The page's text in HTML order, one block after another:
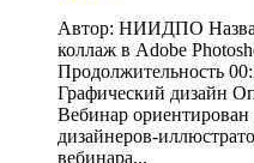
Автор: НИИДПО
коллаж в Adobe
Продолжительность
Графический дизайн
Вебинар ориентирован
дизайнеров-
вебинара...